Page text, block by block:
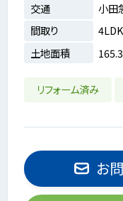
交通
小田
間取り
4LDK
土地面積
リフォーム済み
お